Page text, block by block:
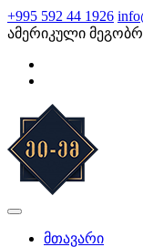
Skip
to
content
+995 592 44 1926
ამერიკული
მთავარი